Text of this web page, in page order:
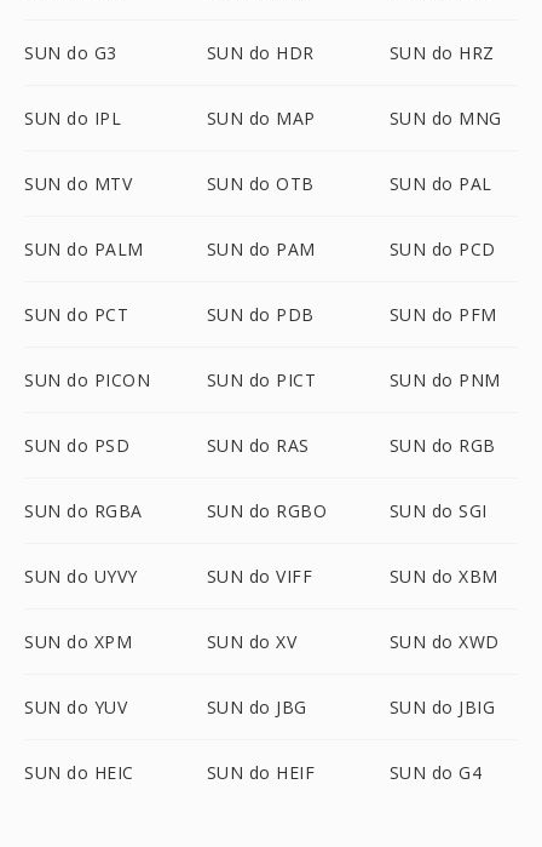
SUN do G3 SUN do HDR SUN do HRZ
SUN do IPL SUN do MAP SUN do MNG
SUN do MTV SUN do OTB SUN do PAL
SUN do PALM SUN do PAM SUN do PCD
SUN do PCT SUN do PDB SUN do PFM
SUN do PICON SUN do PICT SUN do PNM
SUN do PSD SUN do RAS SUN do RGB
SUN do RGBA SUN do RGBO SUN do SGI
SUN do UYVY SUN do VIFF SUN do XBM
SUN do XPM SUN do XV SUN do XWD
SUN do YUV SUN do JBG SUN do JBIG
SUN do HEIC SUN do HEIF SUN do G4